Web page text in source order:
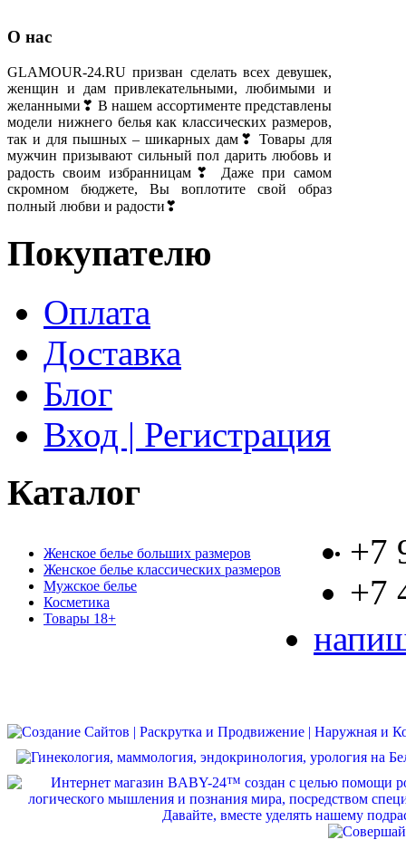
О нас
GLAMOUR-24.RU призван сделать всех девушек,
женщин и дам привлекательными, любимыми и
желанными❣ В нашем ассортименте представлены
модели нижнего белья как классических размеров,
так и для пышных – шикарных дам❣ Товары для
мужчин призывают сильный пол дарить любовь и
радость своим избранницам❣ Даже при самом
скромном бюджете, Вы воплотите свой образ
полный любви и радости❣
Покупателю
Оплата
Доставка
Блог
Вход | Регистрация
Каталог
Женское белье больших размеров
Женское белье классических размеров
Мужское белье
Косметика
Товары 18+
+7
+7